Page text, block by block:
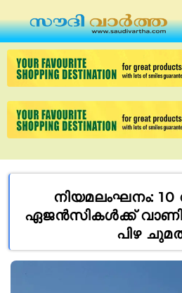
നിയമലംഘനം: 10
ഏജൻസികൾക്ക്
പിഴ